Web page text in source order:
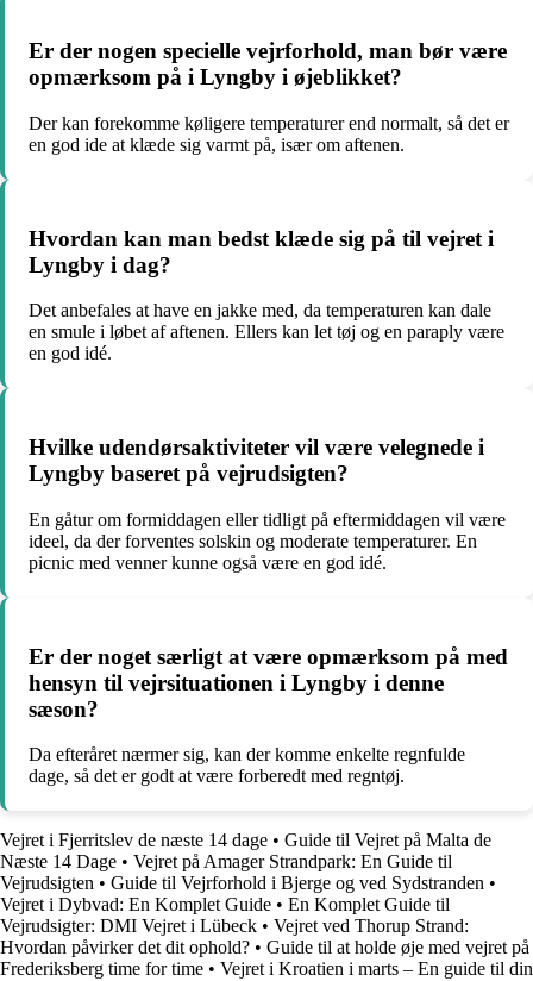
Er der nogen specielle vejrforhold, man bør være
opmærksom på i Lyngby i øjeblikket?
Der kan forekomme køligere temperaturer end normalt, så det er
en god ide at klæde sig varmt på, især om aftenen.
Hvordan kan man bedst klæde sig på til vejret i
Lyngby i dag?
Det anbefales at have en jakke med, da temperaturen kan dale
en smule i løbet af aftenen. Ellers kan let tøj og en paraply være
en god idé.
Hvilke udendørsaktiviteter vil være velegnede i
Lyngby baseret på vejrudsigten?
En gåtur om formiddagen eller tidligt på eftermiddagen vil være
ideel, da der forventes solskin og moderate temperaturer. En
picnic med venner kunne også være en god idé.
Er der noget særligt at være opmærksom på med
hensyn til vejrsituationen i Lyngby i denne
sæson?
Da efteråret nærmer sig, kan der komme enkelte regnfulde
dage, så det er godt at være forberedt med regntøj.
Vejret i Fjerritslev de næste 14 dage • Guide til Vejret på Malta de
Næste 14 Dage • Vejret på Amager Strandpark: En Guide til
Vejrudsigten • Guide til Vejrforhold i Bjerge og ved Sydstranden •
Vejret i Dybvad: En Komplet Guide • En Komplet Guide til
Vejrudsigter: DMI Vejret i Lübeck • Vejret ved Thorup Strand:
Hvordan påvirker det dit ophold? • Guide til at holde øje med vejret på
Frederiksberg time for time • Vejret i Kroatien i marts – En guide til din